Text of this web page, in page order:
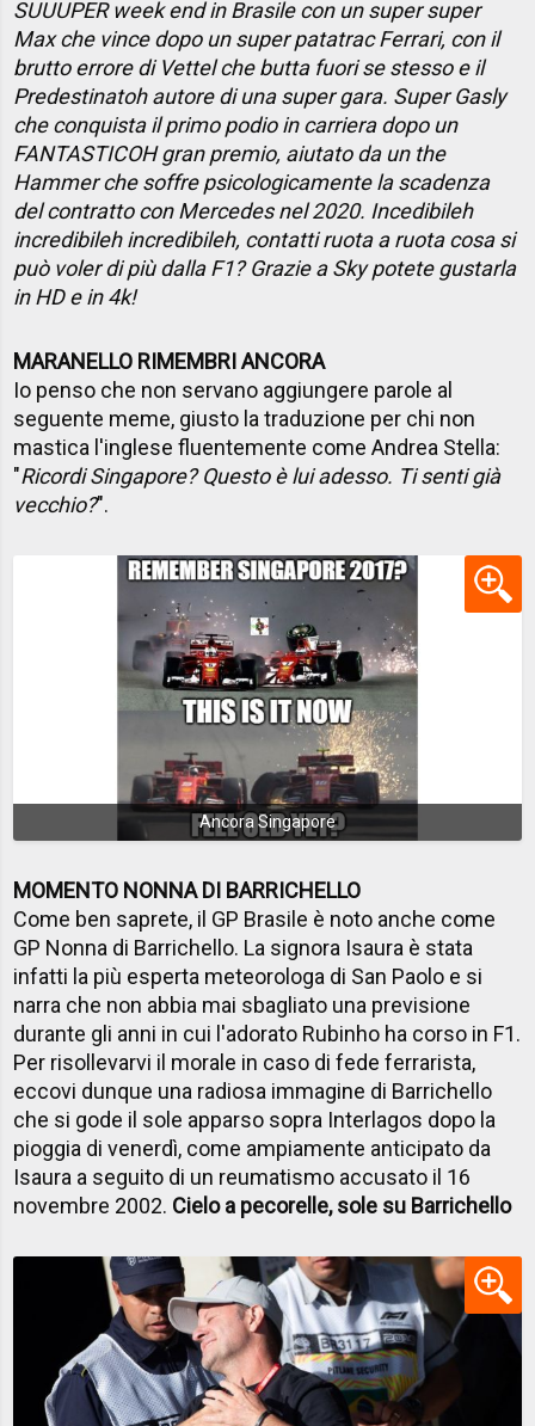
SUUUPER week end in Brasile con un super super
Max che vince dopo un super patatrac Ferrari, con il
brutto errore di Vettel che butta fuori se stesso e il
Predestinatoh autore di una super gara. Super Gasly
che conquista il primo podio in carriera dopo un
FANTASTICOH gran premio, aiutato da un the
Hammer che soffre psicologicamente la scadenza
del contratto con Mercedes nel 2020. Incedibileh
incredibileh incredibileh, contatti ruota a ruota cosa si
può voler di più dalla F1? Grazie a Sky potete gustarla
in HD e in 4k!
MARANELLO RIMEMBRI ANCORA
Io penso che non servano aggiungere parole al
seguente meme, giusto la traduzione per chi non
mastica l'inglese fluentemente come Andrea Stella:
"Ricordi Singapore? Questo è lui adesso. Ti senti già
vecchio?".
Ancora Singapore
MOMENTO NONNA DI BARRICHELLO
Come ben saprete, il GP Brasile è noto anche come
GP Nonna di Barrichello. La signora Isaura è stata
infatti la più esperta meteorologa di San Paolo e si
narra che non abbia mai sbagliato una previsione
durante gli anni in cui l'adorato Rubinho ha corso in F1.
Per risollevarvi il morale in caso di fede ferrarista,
eccovi dunque una radiosa immagine di Barrichello
che si gode il sole apparso sopra Interlagos dopo la
pioggia di venerdì, come ampiamente anticipato da
Isaura a seguito di un reumatismo accusato il 16
novembre 2002. Cielo a pecorelle, sole su Barrichello